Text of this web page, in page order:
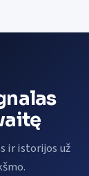
ir istorijos už